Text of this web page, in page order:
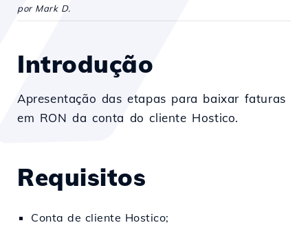
por Mark D.
Introdução
Apresentação das etapas para baixar faturas
em RON da conta do cliente Hostico.
Requisitos
Conta de cliente Hostico;